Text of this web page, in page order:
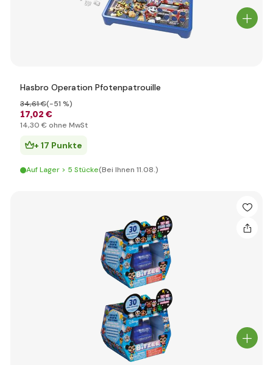
Hasbro Operation Pfotenpatrouille
17,02 €
34,61 €(-51 %)
14,30 € ohne MwSt
+ 17 Punkte
Auf Lager > 5 Stücke(Bei Ihnen 11.08.)